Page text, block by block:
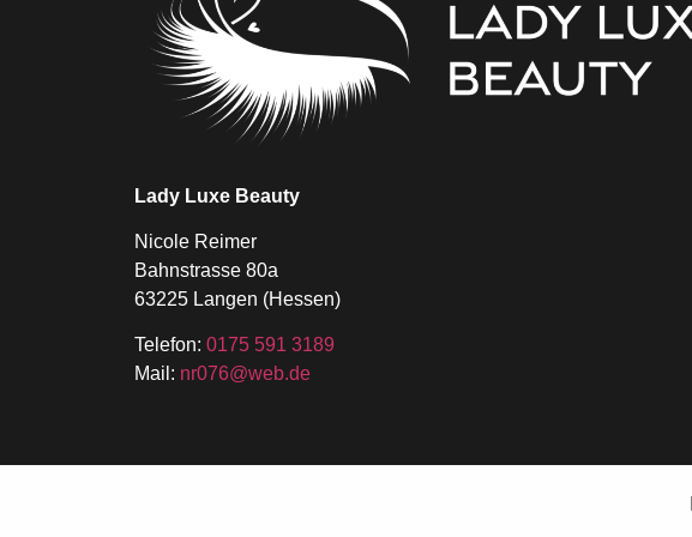
Lady Luxe Beauty
Nicole Reimer
Bahnstrasse 80a
63225 Langen (Hessen)
Telefon: 0175 591 3189
Mail: nr076@web.de